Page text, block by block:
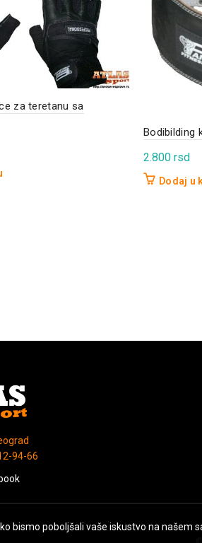
za teretanu sa
Bodibilding
2.800 rsd
Dodaj u
94-66
bismo poboljšali vaše iskustvo na našem